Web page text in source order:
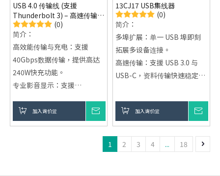
USB 4.0 传输线 (支援
Thunderbolt 3) – 高速传输与
强大充电功能 (0)
简介：
高效能传输与充电：支援
40Gbps数据传输，提供高达
240W快充功能。
专业影音显示：支援
视讯输出。
超高兼容性：完美兼容
加入询价篮
13CJ17 USB集线器
(0)
简介：
多埠扩展：单一 USB 埠即刻
拓展多设备连接。
高速传输：支援 USB 3.0 与
USB-C，资料传输快速稳定。
长时间使用不过热。
桌面整洁：集中管理 USB 装
置，保持工作环境整洁。
即插即用：无需安装驱动程
式，轻松兼容多系统。
加入询价篮
1 2 3 4 ... 18